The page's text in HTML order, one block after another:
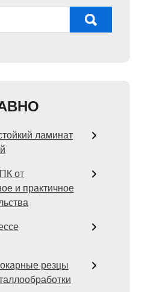
ламинат
от
и практичное
резцы